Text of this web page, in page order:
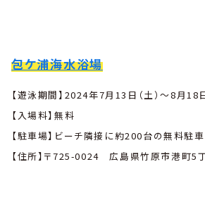
包ケ浦海水浴場
【遊泳期間】2024年7月13日（土）〜8月18
【入場料】無料
【駐車場】ビーチ隣接に約200台の無料駐車
【住所】〒725-0024 広島県竹原市港町5